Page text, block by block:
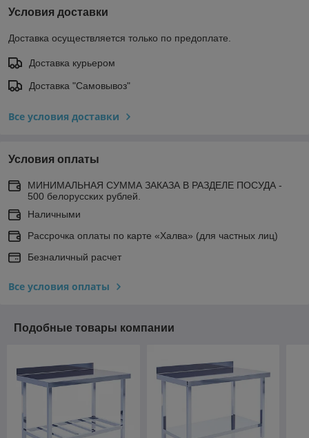
Условия доставки
Доставка осуществляется только по предоплате.
Доставка курьером
Доставка "Самовывоз"
Все условия доставки
Условия оплаты
МИНИМАЛЬНАЯ СУММА ЗАКАЗА В РАЗДЕЛЕ ПОСУДА -
500 белорусских рублей.
Наличными
Рассрочка оплаты по карте «Халва» (для частных лиц)
Безналичный расчет
Все условия оплаты
Подобные товары компании